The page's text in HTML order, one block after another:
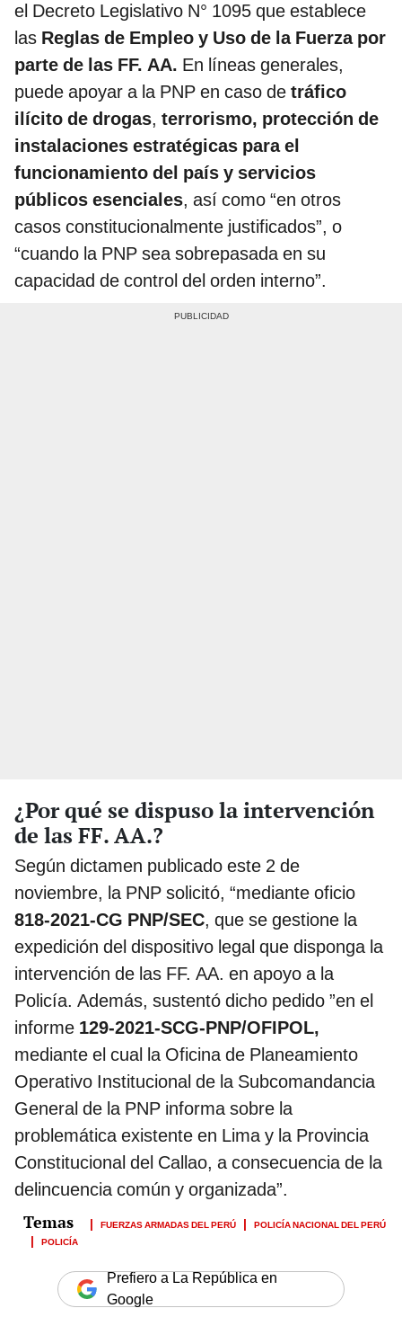
el Decreto Legislativo N° 1095 que establece
las Reglas de Empleo y Uso de la Fuerza por
parte de las FF. AA. En líneas generales,
puede apoyar a la PNP en caso de tráfico
ilícito de drogas, terrorismo, protección de
instalaciones estratégicas para el
funcionamiento del país y servicios
públicos esenciales, así como “en otros
casos constitucionalmente justificados”, o
“cuando la PNP sea sobrepasada en su
capacidad de control del orden interno”.
¿Por qué se dispuso la intervención
de las FF. AA.?
Según dictamen publicado este 2 de
noviembre, la PNP solicitó, “mediante oficio
818-2021-CG PNP/SEC, que se gestione la
expedición del dispositivo legal que disponga la
intervención de las FF. AA. en apoyo a la
Policía. Además, sustentó dicho pedido ”en el
informe 129-2021-SCG-PNP/OFIPOL,
mediante el cual la Oficina de Planeamiento
Operativo Institucional de la Subcomandancia
General de la PNP informa sobre la
problemática existente en Lima y la Provincia
Constitucional del Callao, a consecuencia de la
delincuencia común y organizada”.
FUERZAS ARMADAS DEL PERÚ
POLICÍA NACIONAL DEL PERÚ
POLICÍA
Prefiero a La República en
Google